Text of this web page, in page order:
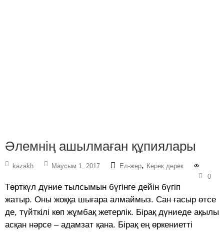
Әлемнің ашылмаған құпиялары
kazakh Маусым 1, 2017 Ел-жер, Керек дерек
0
Төрткүл дүние тылсымын бүгінге дейін бүгіп
жатыр. Оны жоққа шығара алмаймыз. Сан ғасыр өтсе
де, түйткілі көп жұмбақ жетерлік. Бірақ дүниеде ақылы
асқан нәрсе – адамзат қана. Бірақ ең өркениетті